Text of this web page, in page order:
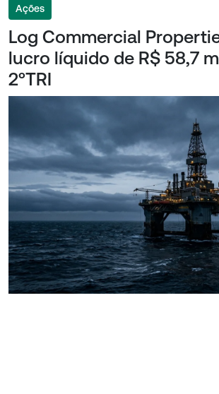
Ações
Log Commercial
lucro líquido de R$ 58,7
2ºTRI